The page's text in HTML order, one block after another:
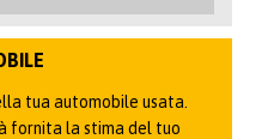
tua automobile usata.
fornita la stima del tuo